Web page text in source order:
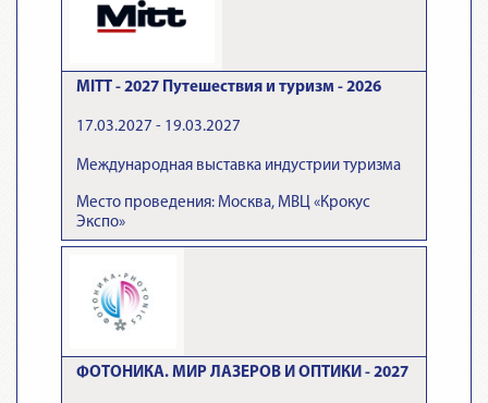
MITT - 2027 Путешествия и туризм - 2026
17.03.2027 - 19.03.2027
Международная выставка индустрии туризма
Место проведения: Москва, МВЦ «Крокус
Экспо»
ФОТОНИКА. МИР ЛАЗЕРОВ И ОПТИКИ - 2027